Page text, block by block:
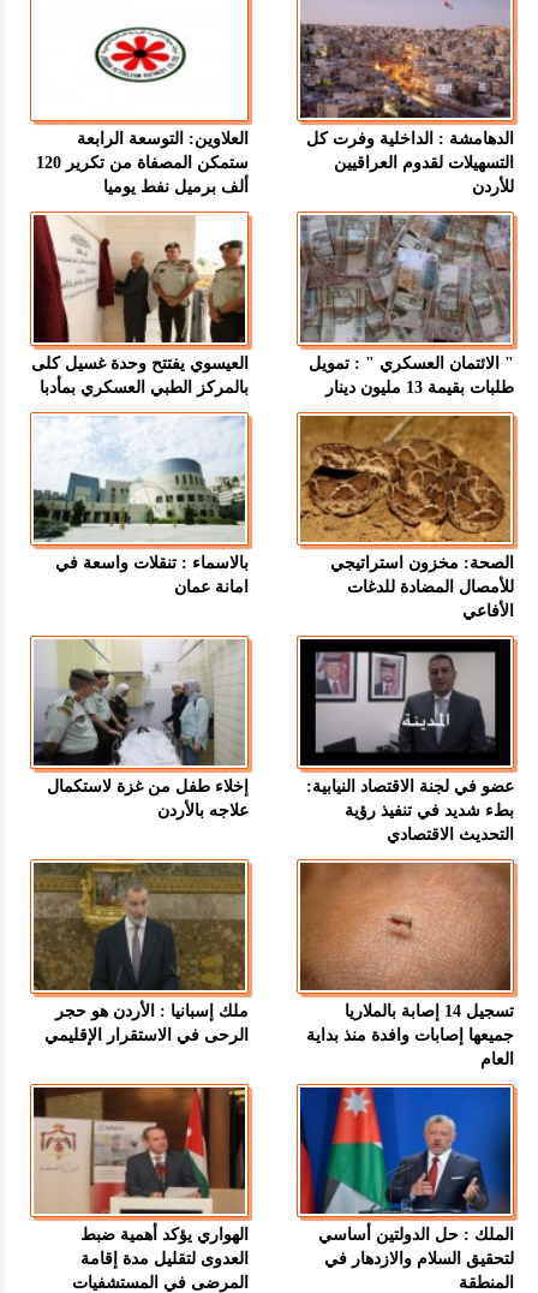
الدهامشة : الداخلية وفرت كل
التسهيلات لقدوم العراقيين
للأردن
العلاوين: التوسعة الرابعة
ستمكن المصفاة من تكرير 120
ألف برميل نفط يوميا
" الائتمان العسكري " : تمويل
طلبات بقيمة 13 مليون دينار
العيسوي يفتتح وحدة غسيل كلى
بالمركز الطبي العسكري بمأدبا
الصحة: مخزون استراتيجي
للأمصال المضادة للدغات
الأفاعي
بالاسماء : تنقلات واسعة في
امانة عمان
عضو في لجنة الاقتصاد النيابية:
بطء شديد في تنفيذ رؤية
التحديث الاقتصادي
إخلاء طفل من غزة لاستكمال
علاجه بالأردن
تسجيل 14 إصابة بالملاريا
جميعها إصابات وافدة منذ بداية
العام
ملك إسبانيا : الأردن هو حجر
الرحى في الاستقرار الإقليمي
الملك : حل الدولتين أساسي
لتحقيق السلام والازدهار في
المنطقة
الهواري يؤكد أهمية ضبط
العدوى لتقليل مدة إقامة
المرضى في المستشفيات